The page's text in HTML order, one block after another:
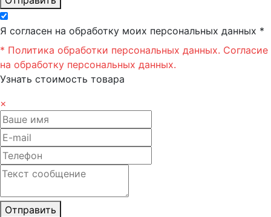
Я согласен на обработку моих персональных данных *
* Политика обработки персональных данных. Согласие
на обработку персональных данных.
Узнать стоимость товара
×
Отправить